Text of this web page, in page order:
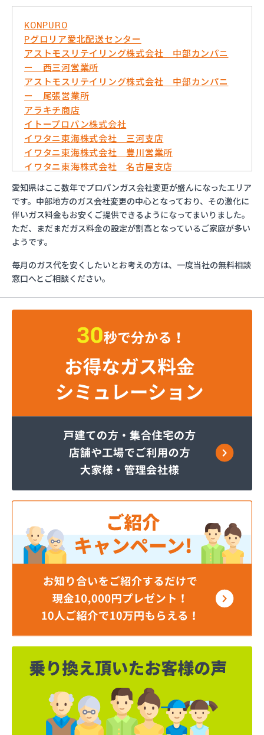
KONPURO
Pグロリア愛北配送センター
アストモスリテイリング株式会社 中部カンパニ
ー 西三河営業所
アストモスリテイリング株式会社 中部カンパニ
ー 尾張営業所
アラキチ商店
イトープロパン株式会社
イワタニ東海株式会社 三河支店
イワタニ東海株式会社 豊川営業所
イワタニ東海株式会社 名古屋支店
イワタニ東海株式会社 名古屋南営業所
およべプロパン
ガスショップイチカワ
ガステックサービス株式会社 安城営業所
ガステックサービス株式会社 西三河支店
ガステックサービス株式会社 蒲郡営業所
ガステックサービス株式会社 吉良営業所
ガステックサービス株式会社 新城営業所
ガステックサービス株式会社 西尾営業所
ガステックサービス株式会社 尾張支店 春日井営
ガステックサービス株式会社 豊川営業所
カネテン商店
サーラプラザ蒲郡
サンダイ燃料店
ジェイエイ・トービス株式会社 名古屋営業所
ダイイチガスコム株式会社 尾張営業所
チリウヒーターサービス
ツバメガス株式会社新城営業所
ニイミガス株式会社
ニイミ産業株式会社 本部・ホームガス
ニイミ産業株式会社 ホームガス 名古屋西営業所
ニイミ産業株式会社 尾張旭営業所
ハタスビルダー株式会社 リボンガス
ひまわり農協 燃料課・プロパンガス
フジオートステーション
フジヨシ商店
フルタ鹿乗店
ます角商店
マルタケ株式会社
マルト尾関商店
愛知県はここ数年でプロパンガス会社変更が盛んになったエリア
です。中部地方のガス会社変更の中心となっており、その激化に
伴いガス料金もお安くご提供できるようになってまいりました。
ただ、まだまだガス料金の設定が割高となっているご家庭が多い
ようです。
毎月のガス代を安くしたいとお考えの方は、一度当社の無料相談
窓口へとご相談ください。